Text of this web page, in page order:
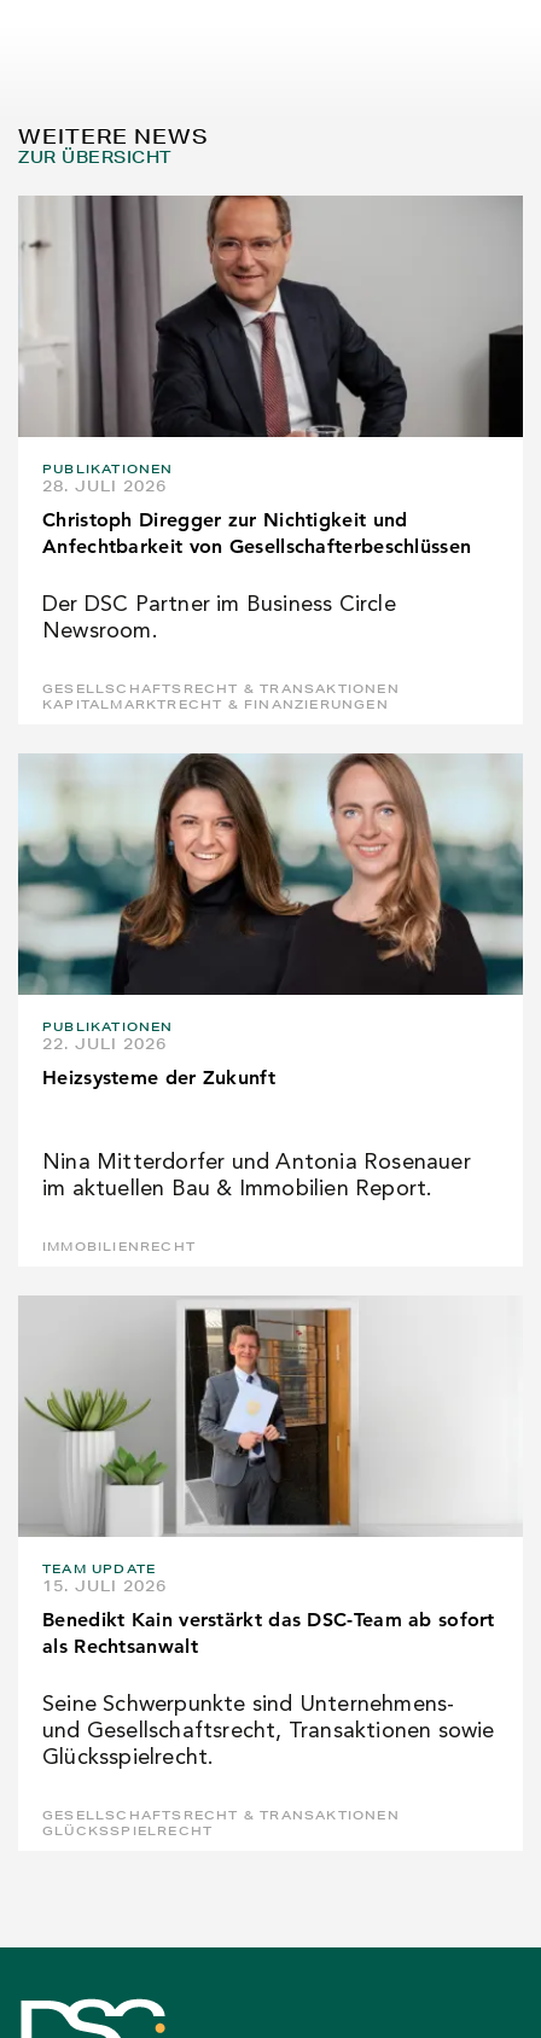
WEITERE NEWS
ZUR ÜBERSICHT
PUBLIKATIONEN
28. JULI 2026
Christoph Diregger zur Nichtigkeit und
Anfechtbarkeit von Gesellschafterbeschlüssen
Der DSC Partner im Business Circle
Newsroom.
GESELLSCHAFTSRECHT & TRANSAKTIONEN
KAPITALMARKTRECHT & FINANZIERUNGEN
PUBLIKATIONEN
22. JULI 2026
Heizsysteme der Zukunft
Nina Mitterdorfer und Antonia Rosenauer
im aktuellen Bau & Immobilien Report.
IMMOBILIENRECHT
TEAM UPDATE
15. JULI 2026
Benedikt Kain verstärkt das DSC-Team ab sofort
als Rechtsanwalt
Seine Schwerpunkte sind Unternehmens-
und Gesellschaftsrecht, Transaktionen sowie
Glücksspielrecht.
GESELLSCHAFTSRECHT & TRANSAKTIONEN
GLÜCKSSPIELRECHT